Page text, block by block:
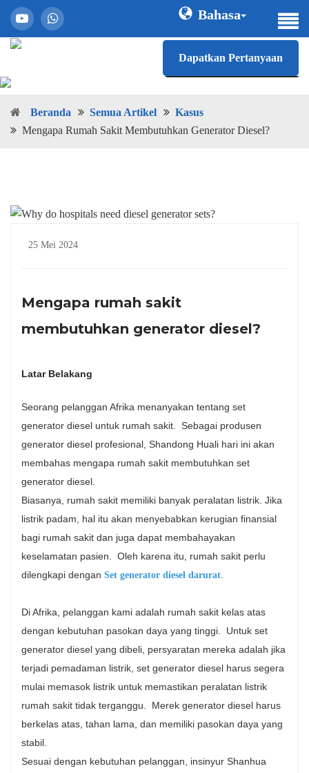
Bahasa
Dapatkan Pertanyaan
Beranda Semua Artikel
Kasus
Mengapa Rumah Sakit Membutuhkan Generator Diesel?
25 Mei 2024
Mengapa rumah sakit
membutuhkan generator diesel?
Latar Belakang
Seorang pelanggan Afrika menanyakan tentang set
generator diesel untuk rumah sakit. Sebagai produsen
generator diesel profesional, Shandong Huali hari ini akan
membahas mengapa rumah sakit membutuhkan set
generator diesel.
Biasanya, rumah sakit memiliki banyak peralatan listrik. Jika
listrik padam, hal itu akan menyebabkan kerugian finansial
bagi rumah sakit dan juga dapat membahayakan
keselamatan pasien. Oleh karena itu, rumah sakit perlu
dilengkapi dengan Set generator diesel darurat
Di Afrika, pelanggan kami adalah rumah sakit kelas atas
dengan kebutuhan pasokan daya yang tinggi. Untuk set
generator diesel yang dibeli, persyaratan mereka adalah jika
terjadi pemadaman listrik, set generator diesel harus segera
mulai memasok listrik untuk memastikan peralatan listrik
rumah sakit tidak terganggu. Merek generator diesel harus
berkelas atas, tahan lama, dan memiliki pasokan daya yang
stabil.
Sesuai dengan kebutuhan pelanggan, insinyur Shanhua